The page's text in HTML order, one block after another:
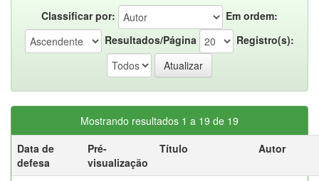
Classificar por:
Em ordem:
Resultados/Página
Registro(s):
Mostrando resultados 1 a 19 de 19
Data de
defesa
Pré-
visualização
Título Autor